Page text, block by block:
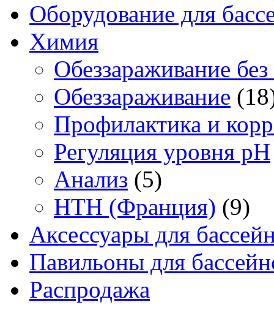
Оборудование для
Химия
Обеззараживание без
Обеззараживание
Профилактика и
Регуляция уровня pH
Анализ (5)
HTH (Франция) (9)
Аксессуары для
Павильоны для
Распродажа